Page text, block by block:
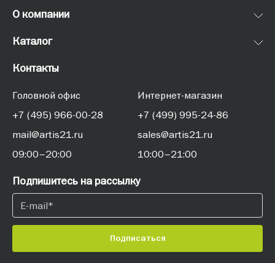
О компании
Каталог
Контакты
Головной офис
+7 (495) 966-00-28
mail@artis21.ru
09:00–20:00
Интернет-магазин
+7 (499) 995-24-86
sales@artis21.ru
10:00–21:00
Подпишитесь на рассылку
Подписаться